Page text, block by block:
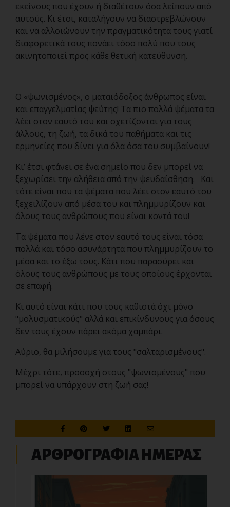
εκείνους που έχουν ή διαθέτουν όσα λείπουν από
αυτούς. Κι έτσι, καταλήγουν να διαστρεβλώνουν
και να αλλοιώνουν την πραγματικότητα τους γιατί
διαφορετικά τους πονάει τόσο πολύ που τους
ακινητοποιεί προς κάθε θετική κατεύθυνση.
Ο «ψωνισμένος», ο ματαιόδοξος άνθρωπος είναι
και επαγγελματίας ψεύτης! Τα πιο πολλά ψέματα τα
λέει στον εαυτό του και σχετίζονται για τους
άλλους, τη ζωή, τα δικά του παθήματα και τις
ερμηνείες που δίνει για όλα όσα του συμβαίνουν!
Κι’ έτσι φτάνει σε ένα σημείο που δεν μπορεί να
ξεχωρίσει την αλήθεια από την ψευδαίσθηση. Και
τότε είναι που τα ψέματα που λέει στον εαυτό του
ξεχειλίζουν από μέσα του και πλημμυρίζουν και
όλους τους ανθρώπους που είναι κοντά του!
Τα ψέματα που λένε στον εαυτό τους είναι τόσα
πολλά και τόσο ασυνάρτητα που πλημμυρίζουν το
μέσα και το έξω τους. Κάτι που παρασύρει και
όλους τους ανθρώπους με τους οποίους έρχονται
σε επαφή.
Κι αυτό είναι κάτι που τους καθιστά όχι μόνο
"μολυσματικούς" αλλά και επικίνδυνους για όσους
δεν τους έχουν πάρει ακόμα χαμπάρι.
Αύριο, θα μιλήσουμε για τους "σαλταρισμένους".
Μέχρι τότε, προσοχή στους "ψωνισμένους" που
μπορεί να υπάρχουν στη ζωή σας!
ΑΡΘΡΟΓΡΑΦΙΑ ΗΜΕΡΑΣ